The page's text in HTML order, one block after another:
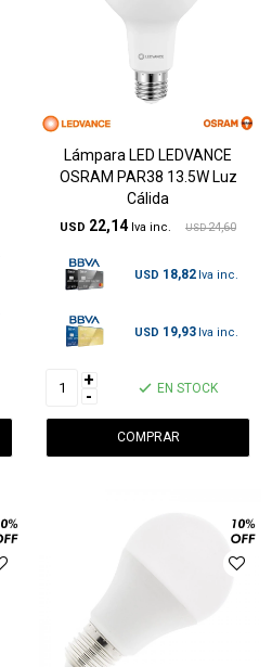
Lámpara LED LEDVANCE
OSRAM PAR38 13.5W Luz
Cálida
USD 22,14 USD 24,60
USD 18,82
USD 19,93
+
- EN STOCK